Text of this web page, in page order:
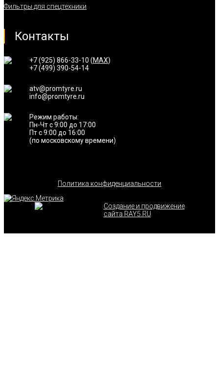
Фильтры для спецтехники
Контакты
+7 (925) 866-33-10 (MAX)
+7 (499) 390-54-14
atv@promtyre.ru
info@promtyre.ru
Режим работы:
Пн-Чт с 9:00 до 17:00
Пт с 9:00 до 16:00
(по московскому времени)
Политика конфиденциальности
Создание и продвижение
сайта RAY5.RU